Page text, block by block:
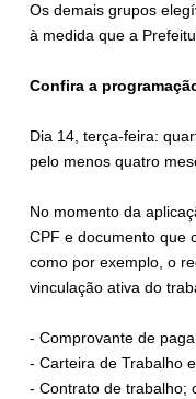
Os demais grupos
à medida que a
Confira a
Dia 14, terça-feira:
pelo menos quatro
No momento da
CPF e documento que
como por exemplo, o
vinculação ativa do
- Comprovante de
- Carteira de Trabalho
- Contrato de trabalho;